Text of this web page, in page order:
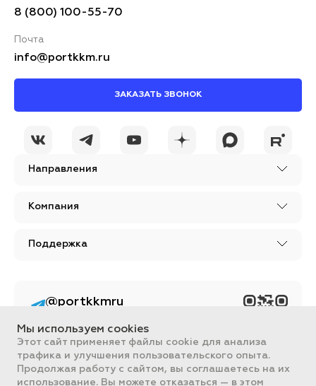
Направления
Компания
Поддержка
8 (800) 100-55-70
Почта
info@portkkm.ru
ЗАКАЗАТЬ ЗВОНОК
Вся информация, размещенная на сайте, носит ознакомительный
характер и не является публичной офертой, определяемой
@portkkmru
контент PORT - бизнес
портал
Мы используем cookies
Этот сайт применяет файлы cookie для анализа
трафика и улучшения пользовательского опыта.
Продолжая работу с сайтом, вы соглашаетесь на их
использование. Вы можете отказаться — в этом